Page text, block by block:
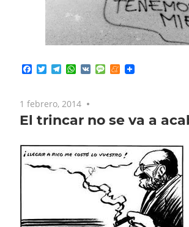
Facebook
TwitterTelegram
WhatsApp
VK MessageMeneame
1 febrero, 2014
El trincar no se va a